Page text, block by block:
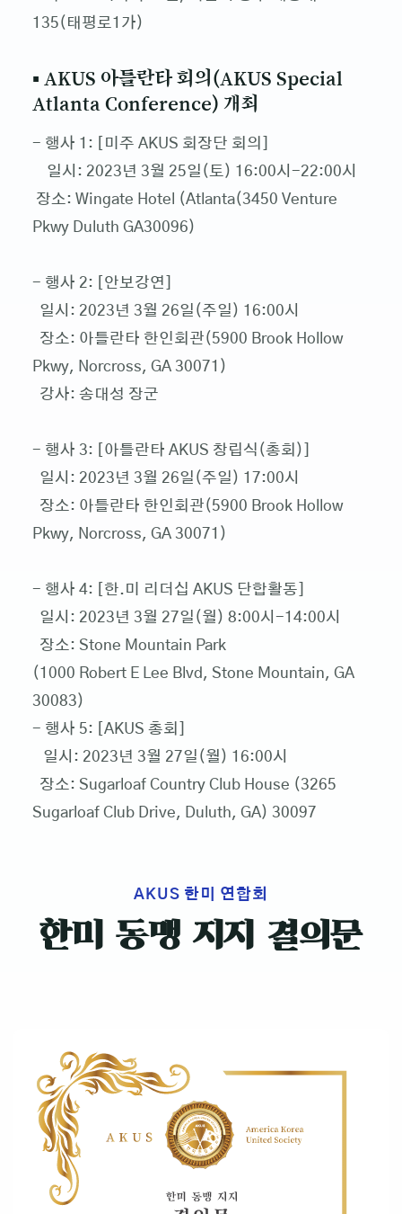
135(태평로1가)
▪ AKUS 아틀란타 회의(AKUS Special
Atlanta Conference) 개최
- 행사 1: [미주 AKUS 회장단 회의]
일시: 2023년 3월 25일(토) 16:00시-22:00시
장소: Wingate Hotel (Atlanta(3450 Venture
Pkwy Duluth GA30096)
- 행사 2: [안보강연]
일시: 2023년 3월 26일(주일) 16:00시
장소: 아틀란타 한인회관(5900 Brook Hollow
Pkwy, Norcross, GA 30071)
강사: 송대성 장군
- 행사 3: [아틀란타 AKUS 창립식(총회)]
일시: 2023년 3월 26일(주일) 17:00시
장소: 아틀란타 한인회관(5900 Brook Hollow
Pkwy, Norcross, GA 30071)
- 행사 4: [한.미 리더십 AKUS 단합활동]
일시: 2023년 3월 27일(월) 8:00시-14:00시
장소: Stone Mountain Park
(1000 Robert E Lee Blvd, Stone Mountain, GA
30083)
- 행사 5: [AKUS 총회]
일시: 2023년 3월 27일(월) 16:00시
장소: Sugarloaf Country Club House (3265
Sugarloaf Club Drive, Duluth, GA) 30097
AKUS 한미 연합회
한미 동맹 지지 결의문